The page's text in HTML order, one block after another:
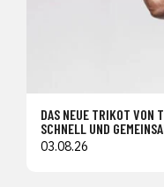
DAS NEUE TRIKOT VON
SCHNELL UND
03.08.26